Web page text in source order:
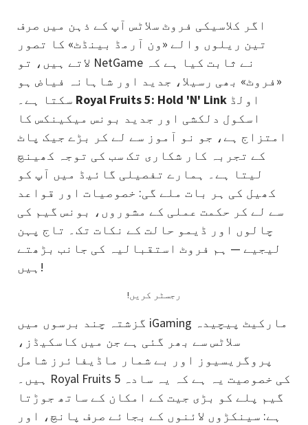
اگر کلاسیکی فروٹ سلاٹس آپ کے ذہن میں صرف
تین ریلوں والے «ون آرمڈ بینڈٹ» کا تصور
لاتے ہیں، تو NetGame نے ثابت کیا ہے کہ
«فروٹ» بھی رسیلا، جدید اور شاہانہ فیاض ہو
Royal Fruits 5: Hold 'N' Link
اسکول دلکشی اور جدید بونس میکینکس کا
امتزاج ہے، جو نو آموز سے لے کر بڑے جیک پاٹ
کے تجربہ کار شکاری تک سب کی توجہ کھینچ
لیتا ہے۔ ہمارے تفصیلی گائیڈ میں آپ کو
کھیل کی ہر بات ملے گی: خصوصیات اور قواعد
سے لے کر حکمت عملی کے مشوروں، بونس گیم کی
چالوں اور ڈیمو حالت کے نکات تک۔ تاج پہن
لیجیے — ہم فروٹ استقبالیہ کی جانب بڑھتے
ہیں!
!رجسٹر کریں
گزشتہ چند برسوں میں iGaming مارکیٹ پیچیدہ
سلاٹس سے بھر گئی ہے جن میں کاسکیڈز،
پروگریسیوز اور بے شمار ماڈیفائرز شامل
ہیں۔ Royal Fruits 5 کی خصوصیت یہ ہے کہ یہ سادہ
گیم پلے کو بڑی جیت کے امکان کے ساتھ جوڑتا
ہے: سینکڑوں لائنوں کے بجائے صرف پانچ، اور